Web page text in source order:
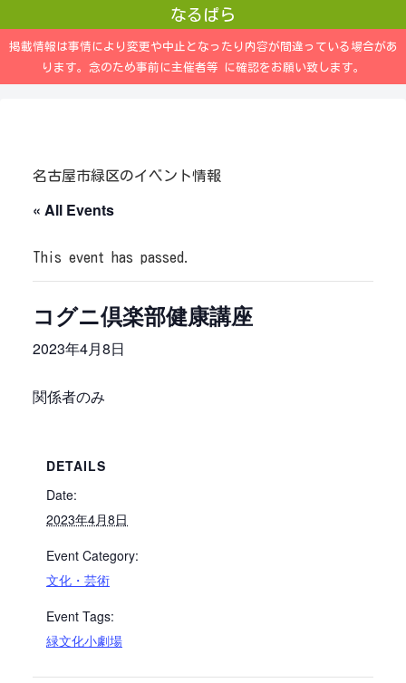
なるぱら
掲載情報は事情により変更や中止となったり内容が間違っている場合があ
ります。念のため事前に主催者等 に確認をお願い致します。
名古屋市緑区のイベント情報
« All Events
This event has passed.
コグニ倶楽部健康講座
2023年4月8日
関係者のみ
DETAILS
Date:
2023年4月8日
Event Category:
文化・芸術
Event Tags:
緑文化小劇場